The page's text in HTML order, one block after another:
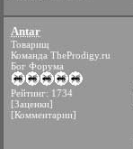
Antar
Товарищ
Команда TheProdigy.ru
Бог Форума
Рейтинг: 1734
[Заценки]
[Комментарии]